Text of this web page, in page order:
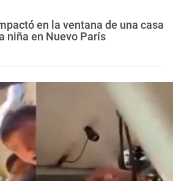
en la ventana de una casa
niña en Nuevo París